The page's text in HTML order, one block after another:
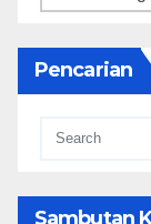
Pencarian
Sambutan